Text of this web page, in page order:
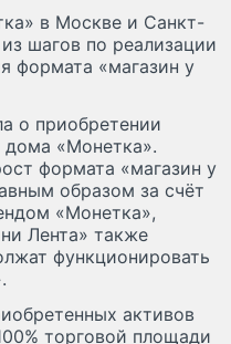
в Москве и Санкт-
шагов по реализации
формата «магазин у
о приобретении
дома «Монетка».
формата «магазин у
образом за счёт
«Монетка»,
Лента» также
функционировать
активов
торговой площади